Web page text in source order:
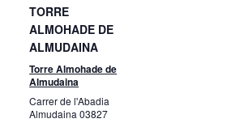
TORRE
ALMOHADE DE
ALMUDAINA
Torre Almohade de
Almudaina
Carrer de l'Abadia
Almudaina03827